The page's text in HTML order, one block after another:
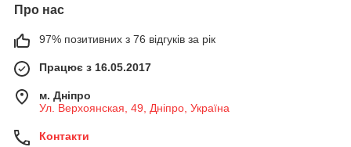
Про нас
97% позитивних з 76 відгуків за рік
Працює з 16.05.2017
м. Дніпро
Ул. Верхоянская, 49, Дніпро, Україна
Контакти